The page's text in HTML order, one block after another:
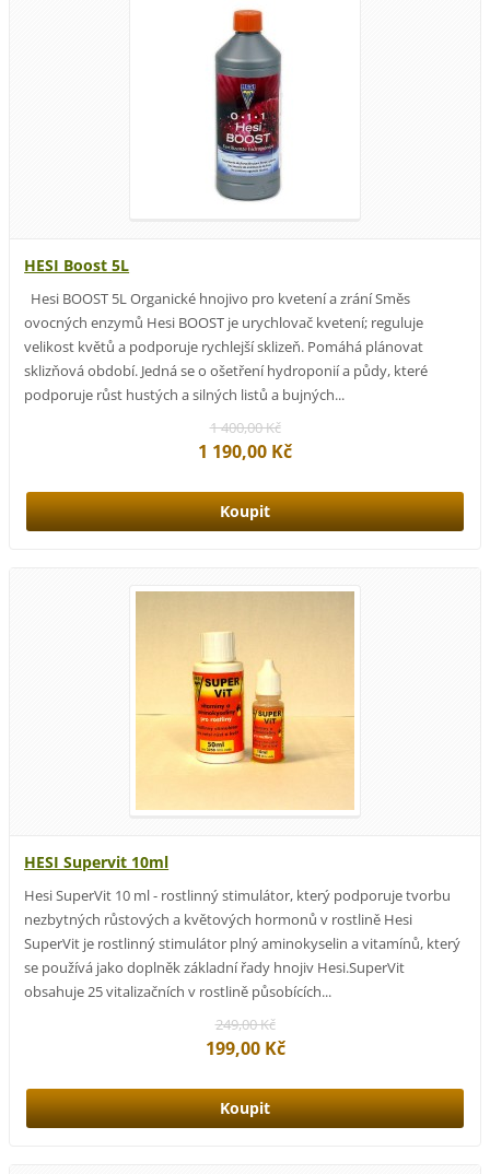
HESI Boost 5L
Hesi BOOST 5L Organické hnojivo pro kvetení a zrání Směs
ovocných enzymů Hesi BOOST je urychlovač kvetení; reguluje
velikost květů a podporuje rychlejší sklizeň. Pomáhá plánovat
sklizňová období. Jedná se o ošetření hydroponií a půdy, které
podporuje růst hustých a silných listů a bujných...
1 400,00 Kč
1 190,00 Kč
HESI Supervit 10ml
Hesi SuperVit 10 ml - rostlinný stimulátor, který podporuje tvorbu
nezbytných růstových a květových hormonů v rostlině Hesi
SuperVit je rostlinný stimulátor plný aminokyselin a vitamínů, který
se používá jako doplněk základní řady hnojiv Hesi.SuperVit
obsahuje 25 vitalizačních v rostlině působících...
249,00 Kč
199,00 Kč